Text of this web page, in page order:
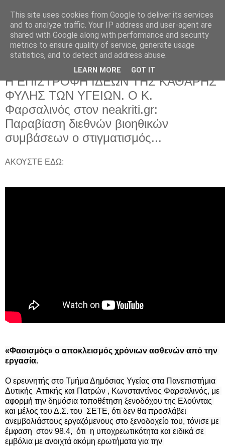
Πέμπτη 21 Ιανουαρίου 2021
Η ΕΠΙΣΤΡΟΦΗ ΙΔΕΩΝ ΤΗΣ ΚΑΘΑΡΗΣ
ΦΥΛΗΣ ΤΩΝ ΥΓΕΙΩΝ. Ο Κ.
Φαρσαλινός στον neakriti.gr:
Παραβίαση διεθνών βιοηθικών
συμβάσεων ο στιγματισμός...
ΑΚΟΥΣΤΕ ΕΔΩ:
«Φασισμός» ο αποκλεισμός χρόνιων ασθενών από την
εργασία.
Ο ερευνητής στο Τμήμα Δημόσιας Υγείας στα Πανεπιστήμια
Δυτικής  Αττικής και Πατρών , Κωνσταντίνος Φαρσαλινός, με
αφορμή την δημόσια τοποθέτηση ξενοδόχου της Ελούντας
και μέλος του Δ.Σ. του  ΣΕΤΕ, ότι δεν θα προσλάβει
ανεμβολιάστους εργαζόμενους στο ξενοδοχείο του, τόνισε με
έμφαση  στον 98.4,  ότι  η υποχρεωτικότητα και ειδικά σε
εμβόλια με ανοιχτά ακόμη ερωτήματα για την
This site uses cookies from Google to deliver its services
and to analyze traffic. Your IP address and user-agent are
shared with Google along with performance and security
metrics to ensure quality of service, generate usage
statistics, and to detect and address abuse.
LEARN MORE GOT IT